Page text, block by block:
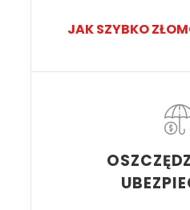
JAK SZYBKO